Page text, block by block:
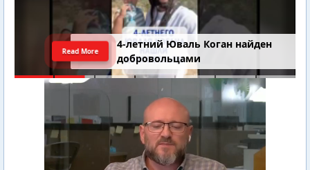
4-летний Юваль Коган найден
добровольцами
Read More